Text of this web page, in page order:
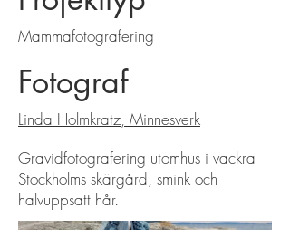
Mammafotografering
Fotograf
Linda Holmkratz, Minnesverk
Gravidfotografering utomhus i vackra
Stockholms skärgård, smink och
halvuppsatt hår.